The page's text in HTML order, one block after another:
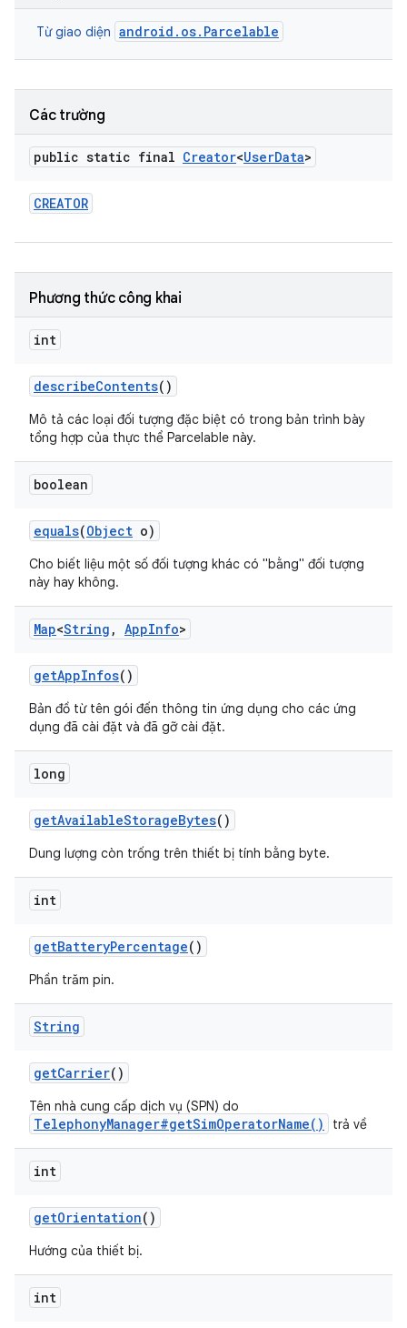
Từ giao diện android.os.Parcelable
Các trường
public static final Creator<UserData>
CREATOR
Phương thức công khai
int
describeContents()
Mô tả các loại đối tượng đặc biệt có trong bản trình bày
tổng hợp của thực thể Parcelable này.
boolean
equals(Object o)
Cho biết liệu một số đối tượng khác có "bằng" đối tượng
này hay không.
Map<String , AppInfo>
getAppInfos()
Bản đồ từ tên gói đến thông tin ứng dụng cho các ứng
dụng đã cài đặt và đã gỡ cài đặt.
long
getAvailableStorageBytes()
Dung lượng còn trống trên thiết bị tính bằng byte.
int
getBatteryPercentage()
Phần trăm pin.
String
getCarrier()
Tên nhà cung cấp dịch vụ (SPN) do
TelephonyManager#getSimOperatorName() trả về
int
getOrientation()
Hướng của thiết bị.
int